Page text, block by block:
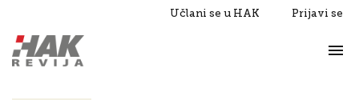
Učlani se u HAK Prijavi se
Razgovori